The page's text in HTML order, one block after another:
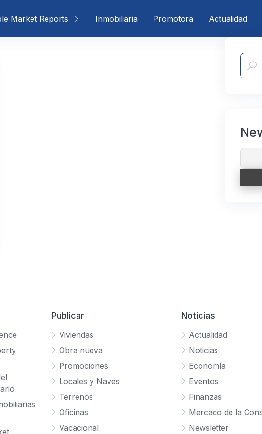
Market Reports Inmobiliaria Promotora Actualidad
Publicar
Viviendas
Obra nueva
Promociones
Locales y Naves
Terrenos
Oficinas
Vacacional
Noticias
Actualidad
Noticias
Economía
Eventos
Finanzas
Mercado de la
Newsletter